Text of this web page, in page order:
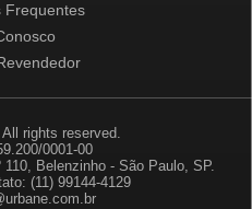
Frequentes
rights reserved.
0001-00
110, Belenzinho - São Paulo, SP.
(11) 99144-4129